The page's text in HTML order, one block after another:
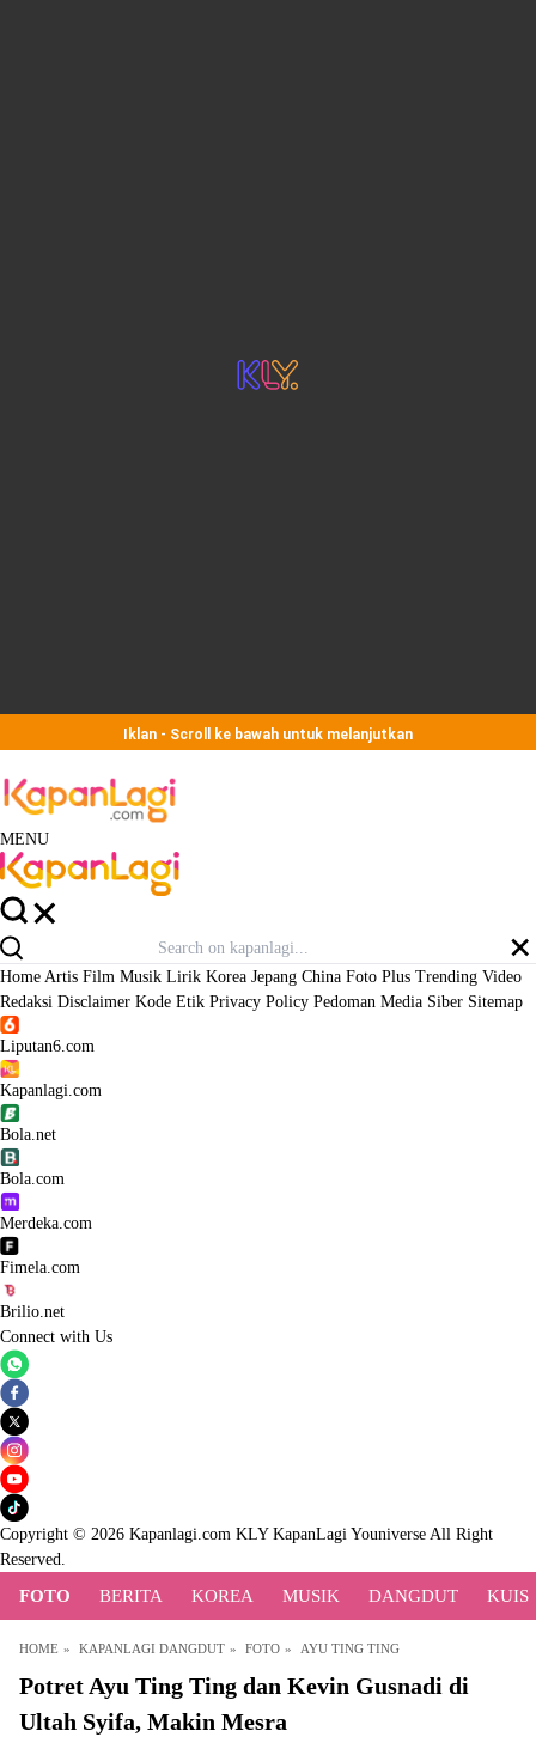
Iklan - Scroll ke bawah untuk melanjutkan
MENU
Home Artis Film Musik Lirik Korea Jepang China Foto Plus Trending Video
Redaksi Disclaimer Kode Etik Privacy Policy Pedoman Media Siber Sitemap
Liputan6.com
Kapanlagi.com
Bola.net
Bola.com
Merdeka.com
Fimela.com
Brilio.net
Connect with Us
Copyright © 2026 Kapanlagi.com KLY KapanLagi Youniverse All Right
Reserved.
FOTO BERITA KOREA MUSIK DANGDUT KUIS
HOME KAPANLAGI DANGDUT FOTO AYU TING TING
Potret Ayu Ting Ting dan Kevin Gusnadi di
Ultah Syifa, Makin Mesra